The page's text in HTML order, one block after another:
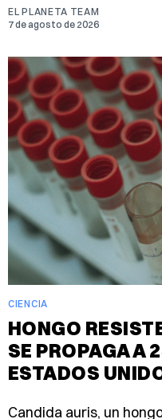
EL PLANETA TEAM
7 de agosto de 2026
CIENCIA
HONGO
SE PROPAGA A
ESTADOS
Candida auris, un